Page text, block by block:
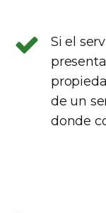
Si el
de un
donde